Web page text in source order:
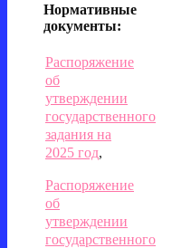
Нормативные
документы:
Распоряжение
об
утверждении
государственного
задания на
2025 год,
Распоряжение
об
утверждении
государственного